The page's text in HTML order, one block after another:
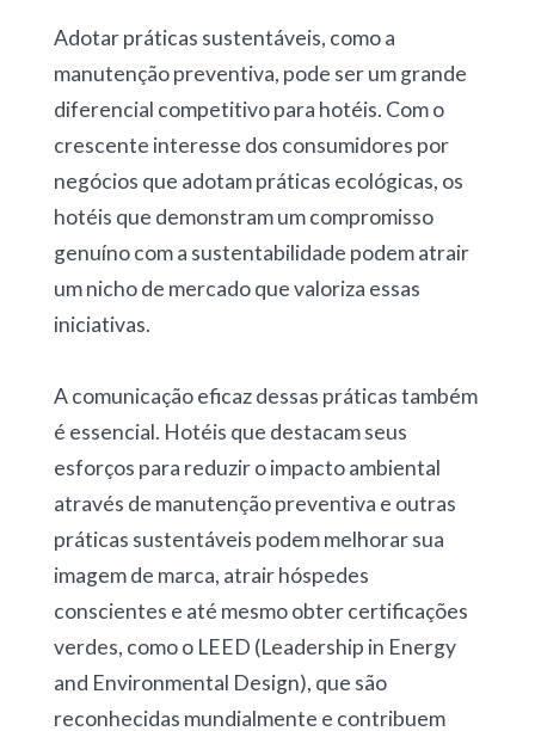
Adotar práticas sustentáveis, como a
manutenção preventiva, pode ser um grande
diferencial competitivo para hotéis. Com o
crescente interesse dos consumidores por
negócios que adotam práticas ecológicas, os
hotéis que demonstram um compromisso
genuíno com a sustentabilidade podem atrair
um nicho de mercado que valoriza essas
iniciativas.
A comunicação eficaz dessas práticas também
é essencial. Hotéis que destacam seus
esforços para reduzir o impacto ambiental
através de manutenção preventiva e outras
práticas sustentáveis podem melhorar sua
imagem de marca, atrair hóspedes
conscientes e até mesmo obter certificações
verdes, como o LEED (Leadership in Energy
and Environmental Design), que são
reconhecidas mundialmente e contribuem